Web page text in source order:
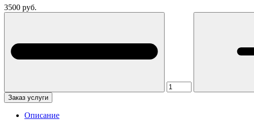
3500 руб.
Заказ услуги
Описание